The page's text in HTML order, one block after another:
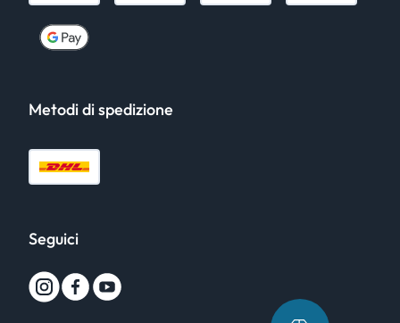
Metodi di spedizione
Seguici